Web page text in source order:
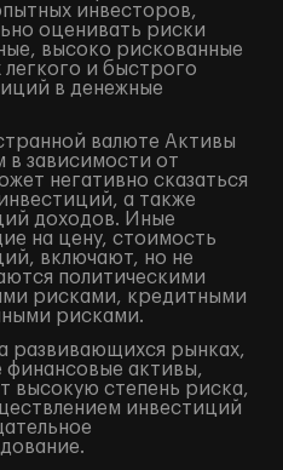
инвесторов,
оценивать риски
высоко рискованные
и быстрого
в денежные
валюте Активы
в зависимости от
негативно сказаться
а также
доходов. Иные
на цену, стоимость
включают, но не
политическими
рисками, кредитными
рисками.
развивающихся рынках,
активы,
высокую степень риска,
инвестиций